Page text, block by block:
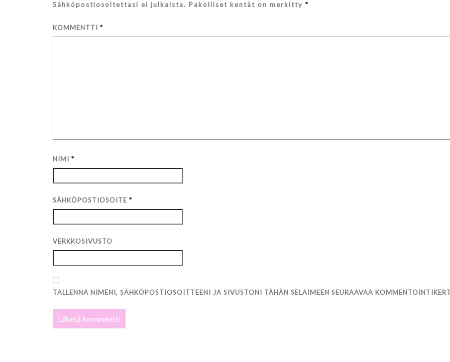
Sähköpostiosoitettasi ei julkaista. Pakolliset kentät on merkitty*
KOMMENTTI*
NIMI*
SÄHKÖPOSTIOSOITE*
VERKKOSIVUSTO
TALLENNA NIMENI, SÄHKÖPOSTIOSOITTEENI JA SIVUSTONI TÄHÄN SELAIMEEN SEURAAVAA